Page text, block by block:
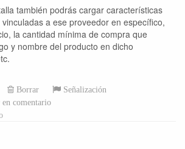
también podrás cargar características
a ese proveedor en específico,
la cantidad mínima de compra que
y nombre del producto en dicho
Borrar
Señalización
comentario